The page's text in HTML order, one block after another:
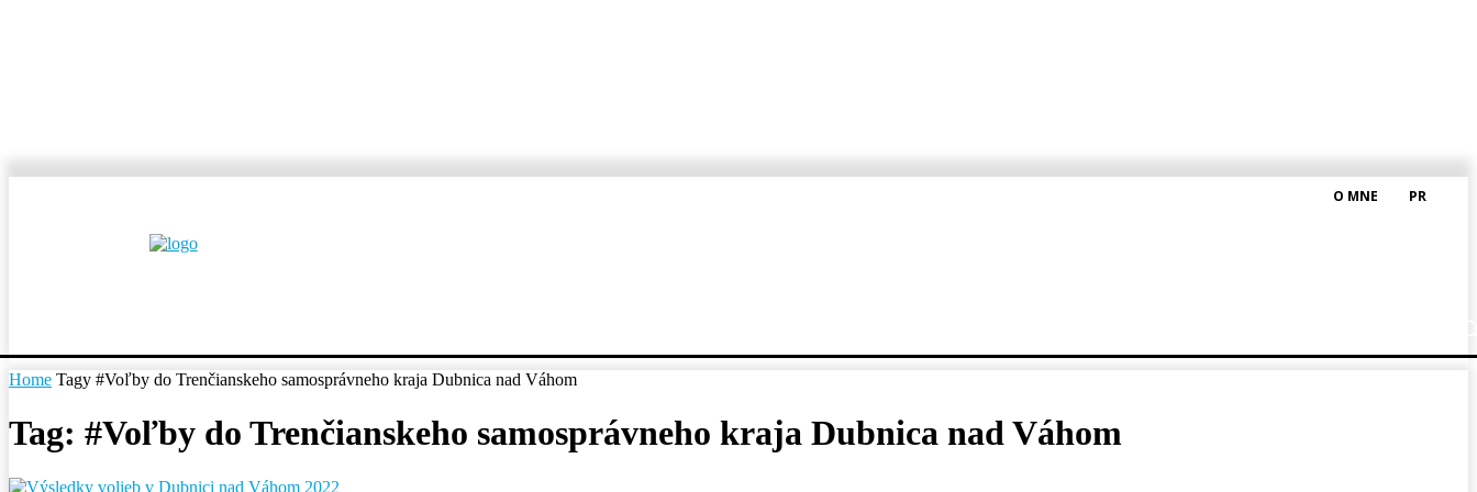
O MNE PR
Home Tagy #Voľby do Trenčianskeho samosprávneho kraja Dubnica nad Váhom
Tag: #Voľby do Trenčianskeho samosprávneho kraja Dubnica nad Váhom